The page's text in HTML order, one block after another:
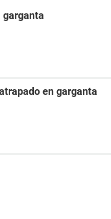
garganta
en garganta